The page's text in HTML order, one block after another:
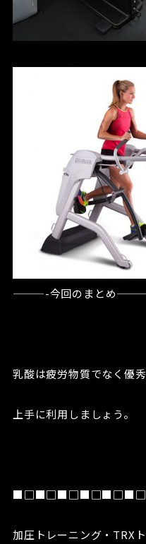
———-今回のまとめ
乳酸は疲労物質でなく優
上手に利用しましょう。
加圧トレーニング・TRX